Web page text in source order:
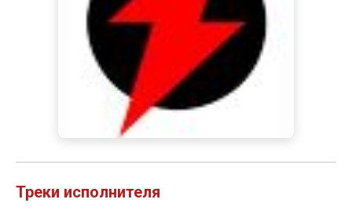
Треки исполнителя